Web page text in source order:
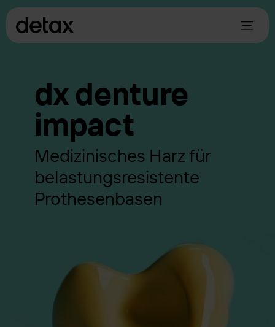
dx denture
impact
Medizinisches Harz für
belastungsresistente
Prothesenbasen